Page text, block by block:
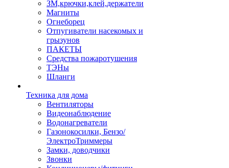
ЗМ,крючки,клей,держатели
Магниты
Огнеборец
Отпугиватели насекомых и
грызунов
ПАКЕТЫ
Средства пожаротушения
ТЭНы
Шланги
Техника для дома
Вентиляторы
Видеонаблюдение
Водонагреватели
Газонокосилки, Бензо/
ЭлектроТриммеры
Замки, доводчики
Звонки